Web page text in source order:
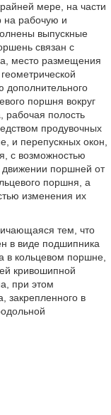
мере, на части
на рабочую и
выпускные
связан с
место размещения
дополнительного
поршня вокруг
рабочая полость
продувочных
и перепускных окон,
с возможностью
движении поршней от
поршня, а
изменения их
тем, что
в виде подшипника
в кольцевом поршне,
кривошипной
при этом
закрепленного в